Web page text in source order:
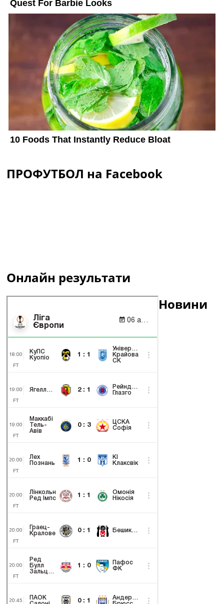
ПРОФУТБОЛ на Facebook
Онлайн результати
Новини